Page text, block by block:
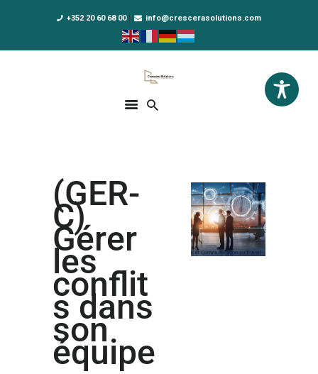
+352 20 60 68 00 info@crescerasolutions.com
Crescera Solutions
Solutions for your evolution
DPO AS A SERVICE
NOUS CONNAÎTRE
ACTUALITÉS
(GER-
C)
Gérer
les
conflit
s dans
son
équipe